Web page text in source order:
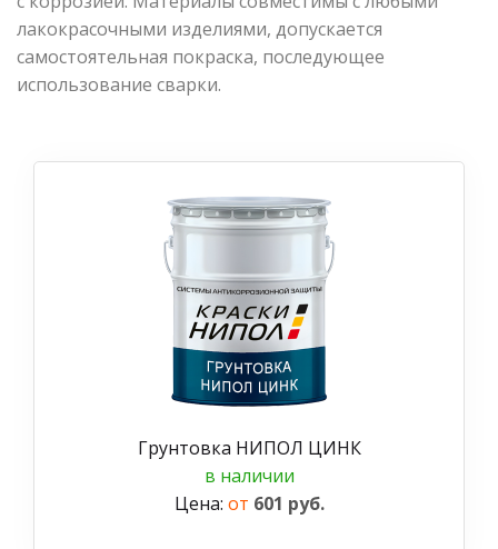
лакокрасочными изделиями, допускается
самостоятельная покраска, последующее
использование сварки.
Грунтовка НИПОЛ ЦИНК
в наличии
Цена: от 601 руб.